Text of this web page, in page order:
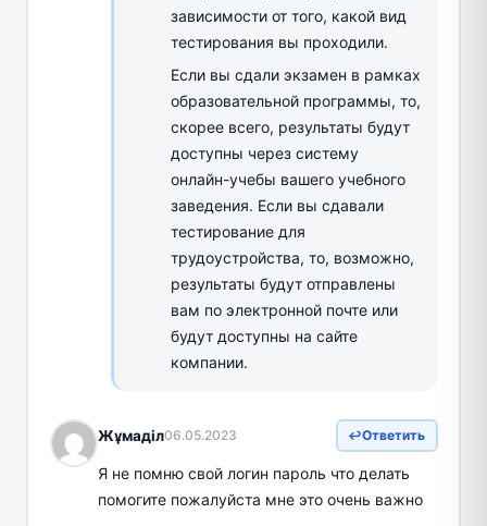
зависимости от того, какой вид
тестирования вы проходили.
Если вы сдали экзамен в рамках
образовательной программы, то,
скорее всего, результаты будут
доступны через систему
онлайн-учебы вашего учебного
заведения. Если вы сдавали
тестирование для
трудоустройства, то, возможно,
результаты будут отправлены
вам по электронной почте или
будут доступны на сайте
компании.
Жұмаділ06.05.2023 Ответить
Я не помню свой логин пароль что делать
помогите пожалуйста мне это очень важно